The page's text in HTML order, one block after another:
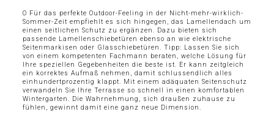
O Für das perfekte Outdoor-Feeling in der Nicht-mehr-wirklich-
Sommer-Zeit empfiehlt es sich hingegen, das Lamellendach um
einen seitlichen Schutz zu ergänzen. Dazu bieten sich
passende Lamellenschiebetüren ebenso an wie elektrische
Seitenmarkisen oder Glasschiebetüren. Tipp: Lassen Sie sich
von einem kompetenten Fachmann beraten, welche Lösung für
Ihre speziellen Gegebenheiten die beste ist. Er kann zeitgleich
ein korrektes Aufmaß nehmen, damit schlussendlich alles
einhundertprozentig klappt. Mit einem adäquaten Seitenschutz
verwandeln Sie Ihre Terrasse so schnell in einen komfortablen
Wintergarten. Die Wahrnehmung, sich draußen zuhause zu
fühlen, gewinnt damit eine ganz neue Dimension.